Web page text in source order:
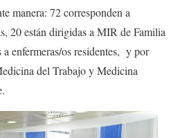
manera: 72 corresponden a
20 están dirigidas a MIR de Familia
enfermeras/os residentes, y por
del Trabajo y Medicina